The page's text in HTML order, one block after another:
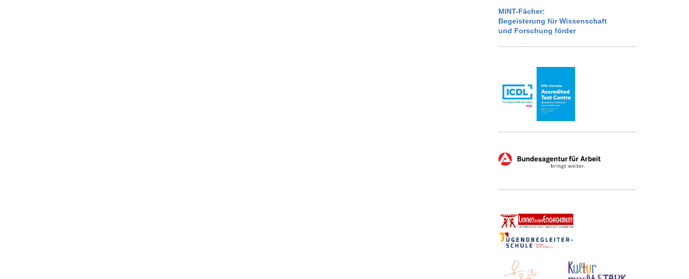
MINT-Fächer:
Begeisterung für Wissenschaft
und Forschung förder